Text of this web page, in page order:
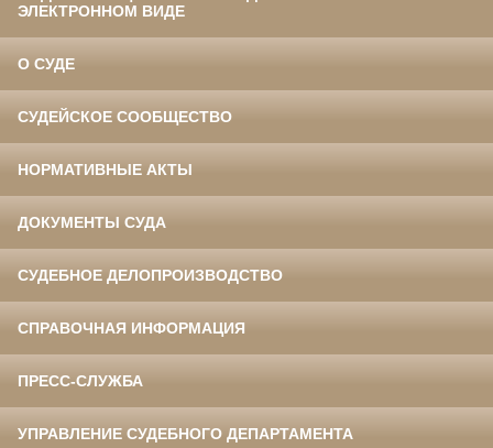
ЭЛЕКТРОННОМ ВИДЕ
О СУДЕ
СУДЕЙСКОЕ СООБЩЕСТВО
НОРМАТИВНЫЕ АКТЫ
ДОКУМЕНТЫ СУДА
СУДЕБНОЕ ДЕЛОПРОИЗВОДСТВО
СПРАВОЧНАЯ ИНФОРМАЦИЯ
ПРЕСС-СЛУЖБА
УПРАВЛЕНИЕ СУДЕБНОГО ДЕПАРТАМЕНТА